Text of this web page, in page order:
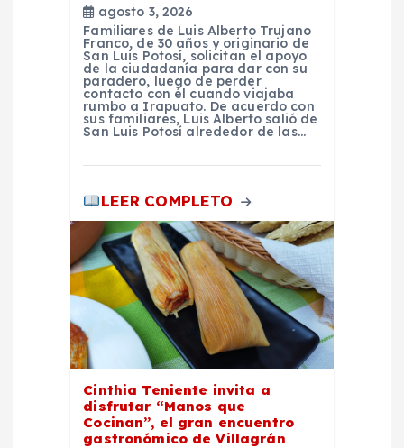
agosto 3, 2026
Familiares de Luis Alberto Trujano
Franco, de 30 años y originario de
San Luis Potosí, solicitan el apoyo
de la ciudadanía para dar con su
paradero, luego de perder
contacto con él cuando viajaba
rumbo a Irapuato. De acuerdo con
sus familiares, Luis Alberto salió de
San Luis Potosí alrededor de las…
LEER COMPLETO
Cinthia Teniente invita a
disfrutar “Manos que
Cocinan”, el gran encuentro
gastronómico de Villagrán